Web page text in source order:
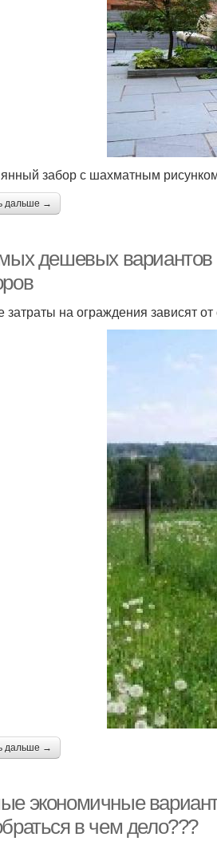
забор с шахматным
дальше →
дешевых
на ограждения зависят
дальше →
экономичные
в чем дело???